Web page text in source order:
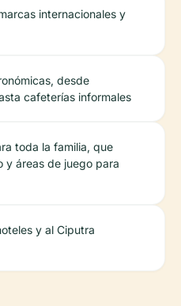
internacionales y
desde
cafeterías informales
toda la familia, que
y áreas de juego para
y al Ciputra